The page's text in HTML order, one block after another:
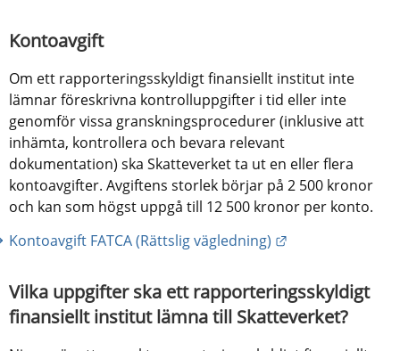
Kontoavgift
Om ett rapporteringsskyldigt finansiellt institut inte
lämnar föreskrivna kontrolluppgifter i tid eller inte
genomför vissa granskningsprocedurer (inklusive att
inhämta, kontrollera och bevara relevant
dokumentation) ska Skatteverket ta ut en eller flera
kontoavgifter. Avgiftens storlek börjar på 2 500 kronor
och kan som högst uppgå till 12 500 kronor per konto.
Kontoavgift FATCA (Rättslig vägledning)
Vilka uppgifter ska ett rapporteringsskyldigt
finansiellt institut lämna till Skatteverket?